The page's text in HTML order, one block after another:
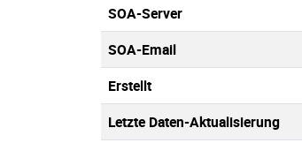
SOA-Server
SOA-Email
Erstellt
Letzte Daten-Aktualisierung